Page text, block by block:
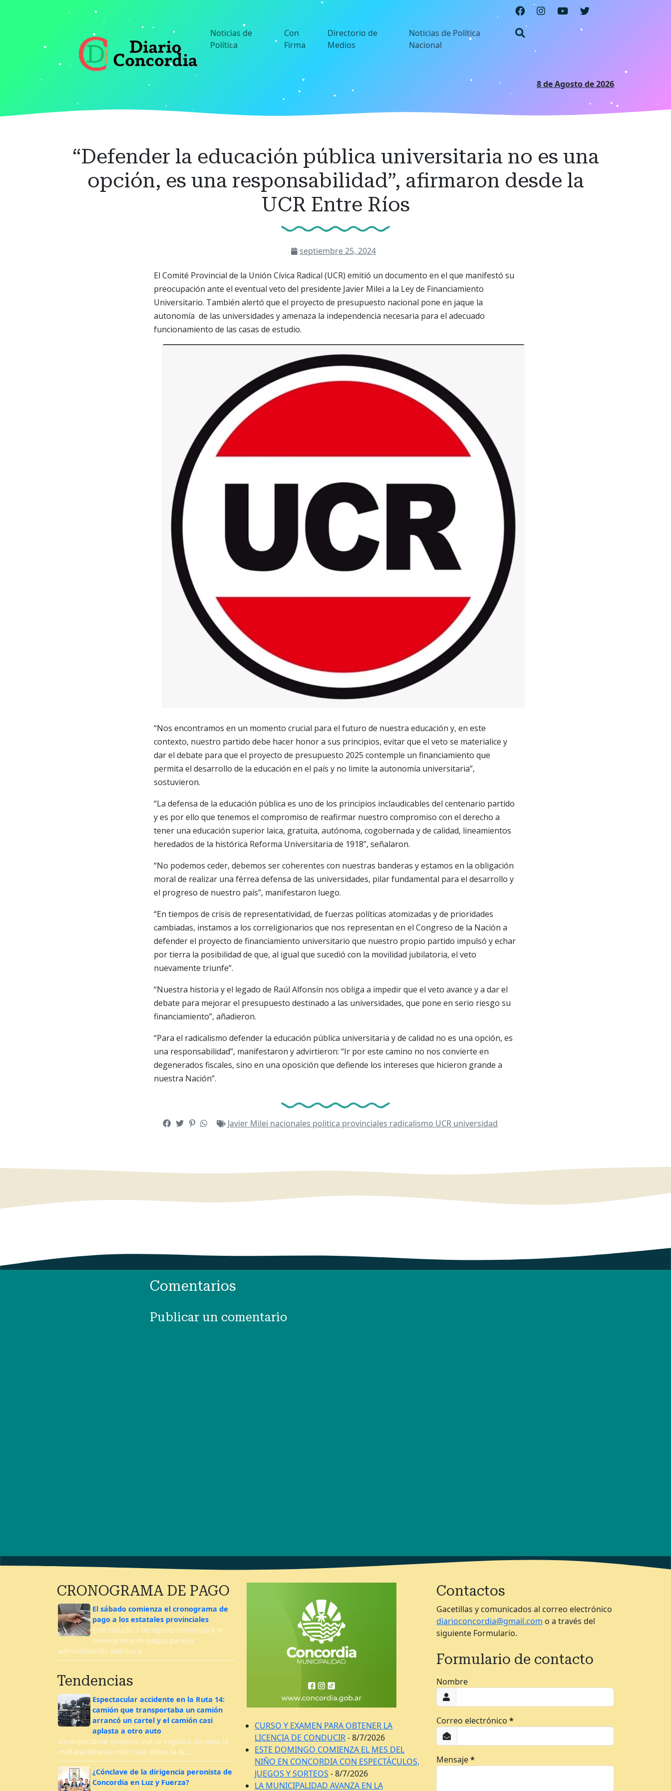
Noticias de
Política
Con
Firma
Directorio de
Medios
Noticias de Política
Nacional
8 de Agosto de 2026
“Defender la educación pública universitaria no es una
opción, es una responsabilidad”, afirmaron desde la
UCR Entre Ríos
septiembre 25, 2024
El Comité Provincial de la Unión Cívica Radical (UCR) emitió un documento en el que manifestó su
preocupación ante el eventual veto del presidente Javier Milei a la Ley de Financiamiento
Universitario. También alertó que el proyecto de presupuesto nacional pone en jaque la
autonomía de las universidades y amenaza la independencia necesaria para el adecuado
funcionamiento de las casas de estudio.
“Nos encontramos en un momento crucial para el futuro de nuestra educación y, en este
contexto, nuestro partido debe hacer honor a sus principios, evitar que el veto se materialice y
dar el debate para que el proyecto de presupuesto 2025 contemple un financiamiento que
permita el desarrollo de la educación en el país y no limite la autonomía universitaria”,
sostuvieron.
“La defensa de la educación pública es uno de los principios inclaudicables del centenario partido
y es por ello que tenemos el compromiso de reafirmar nuestro compromiso con el derecho a
tener una educación superior laica, gratuita, autónoma, cogobernada y de calidad, lineamientos
heredados de la histórica Reforma Universitaria de 1918”, señalaron.
“No podemos ceder, debemos ser coherentes con nuestras banderas y estamos en la obligación
moral de realizar una férrea defensa de las universidades, pilar fundamental para el desarrollo y
el progreso de nuestro país”, manifestaron luego.
“En tiempos de crisis de representatividad, de fuerzas políticas atomizadas y de prioridades
cambiadas, instamos a los correligionarios que nos representan en el Congreso de la Nación a
defender el proyecto de financiamiento universitario que nuestro propio partido impulsó y echar
por tierra la posibilidad de que, al igual que sucedió con la movilidad jubilatoria, el veto
nuevamente triunfe”.
“Nuestra historia y el legado de Raúl Alfonsín nos obliga a impedir que el veto avance y a dar el
debate para mejorar el presupuesto destinado a las universidades, que pone en serio riesgo su
financiamiento”, añadieron.
“Para el radicalismo defender la educación pública universitaria y de calidad no es una opción, es
una responsabilidad”, manifestaron y advirtieron: “Ir por este camino no nos convierte en
degenerados fiscales, sino en una oposición que defiende los intereses que hicieron grande a
nuestra Nación”.
Javier Milei nacionales politica provinciales radicalismo UCR universidad
Comentarios
Publicar un comentario
CRONOGRAMA DE PAGO
El sábado comienza el cronograma de
pago a los estatales provinciales
Este sábado 1 de agosto comenzará el
cronograma de pagos para la
administración pública p…
Tendencias
Espectacular accidente en la Ruta 14:
camión que transportaba un camión
arrancó un cartel y el camión casi
aplasta a otro auto
Un impactante siniestro vial se registró durante la
mañana de este miércoles sobre la Au…
¿Cónclave de la dirigencia peronista de
Concordia en Luz y Fuerza?
CURSO Y EXAMEN PARA OBTENER LA
LICENCIA DE CONDUCIR- 8/7/2026
ESTE DOMINGO COMIENZA EL MES DEL
NIÑO EN CONCORDIA CON ESPECTÁCULOS,
JUEGOS Y SORTEOS - 8/7/2026
LA MUNICIPALIDAD AVANZA EN LA
Contactos
Gacetillas y comunicados al correo electrónico
diarioconcordia@gmail.com o a través del
siguiente Formulario.
Formulario de contacto
Nombre
Correo electrónico *
Mensaje*